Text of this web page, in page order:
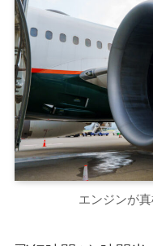
エンジンが